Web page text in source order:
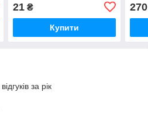
21₴
Купити
270
за рік